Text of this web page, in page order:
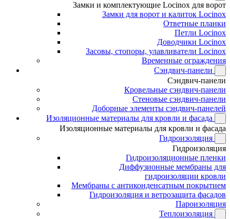
Замки и комплектующие Locinox для ворот
Замки для ворот и калиток Locinox
Ответные планки
Петли Locinox
Доводчики Locinox
Засовы, стопоры, улавливатели Locinox
Временные ограждения
Сэндвич-панели
Сэндвич-панели
Кровельные сэндвич-панели
Стеновые сэндвич-панели
Доборные элементы сэндвич-панелей
Изоляционные материалы для кровли и фасада
Изоляционные материалы для кровли и фасада
Гидроизоляция
Гидроизоляция
Гидроизоляционные пленки
Диффузионные мембраны для
гидроизоляции кровли
Мембраны с антиконденсатным покрытием
Гидроизоляция и ветрозащита фасадов
Пароизоляция
Теплоизоляция